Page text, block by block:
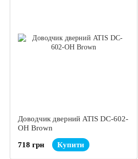
Доводчик дверний ATIS DC-602-
OH Brown
718 грн Купити